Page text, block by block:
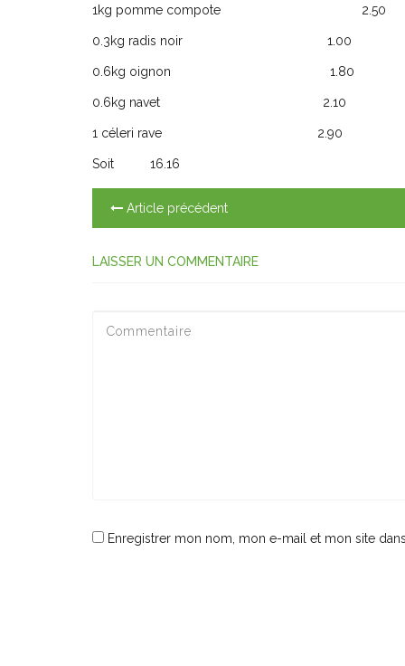
1kg pomme compote 2.50
0.3kg radis noir 1.00
0.6kg oignon 1.80
0.6kg navet 2.10
1 céleri rave 2.90
Soit 16.16
Article précédent
LAISSER UN COMMENTAIRE
Enregistrer mon nom, mon e-mail et mon site